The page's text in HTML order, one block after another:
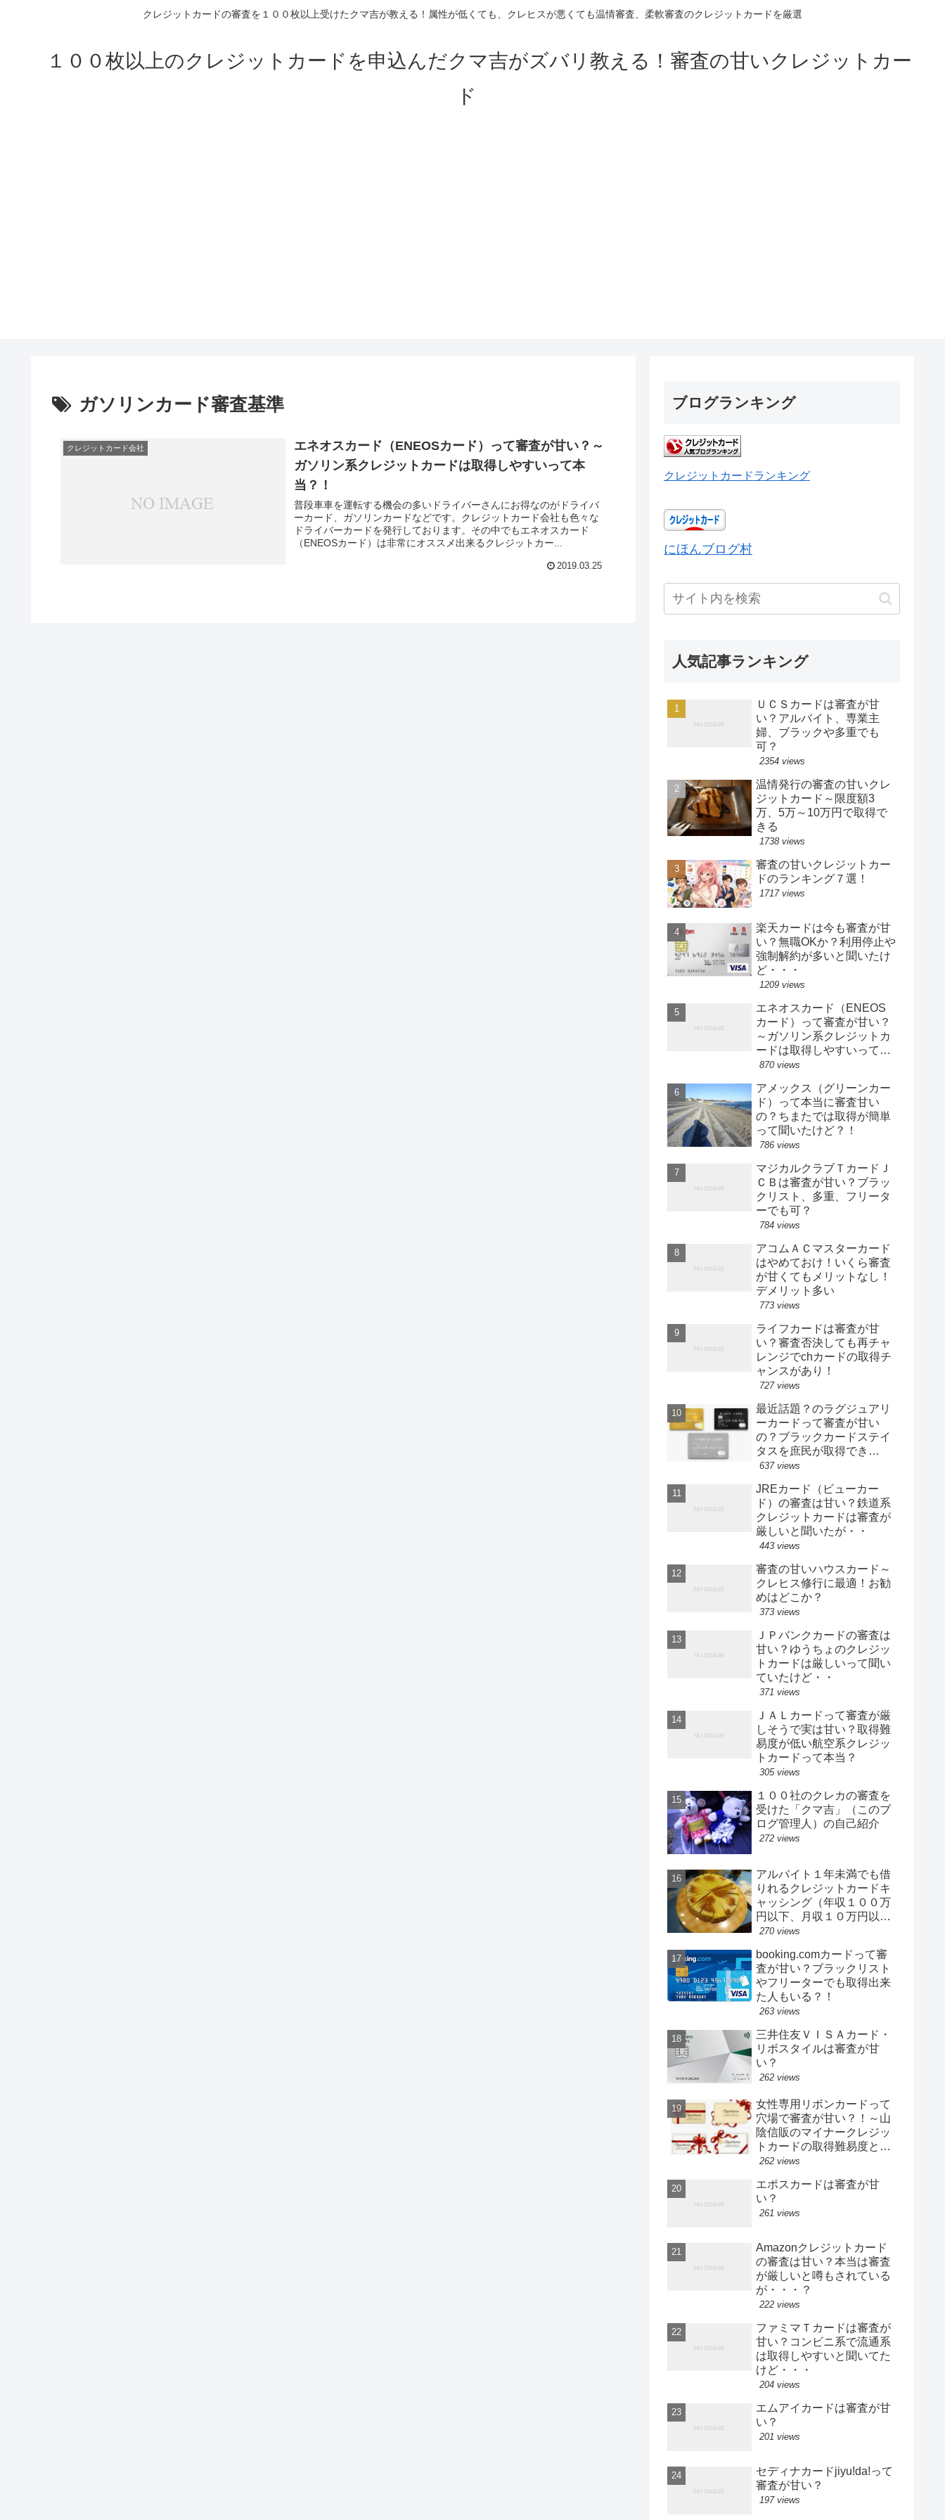
クレジットカードの審査を１００枚以上受けたクマ吉が教える！属性が低くても、クレヒスが悪くても温情審査、柔軟審査のクレジットカードを厳選
１００枚以上のクレジットカードを申込んだクマ吉がズバリ教える！審査の甘いクレジットカー
ド
ガソリンカード審査基準
クレジットカード会社
エネオスカード（ENEOSカード）って審査が甘い？～
ガソリン系クレジットカードは取得しやすいって本
当？！
普段車車を運転する機会の多いドライバーさんにお得なのがドライバ
ーカード、ガソリンカードなどです。クレジットカード会社も色々な
ドライバーカードを発行しております。その中でもエネオスカード
（ENEOSカード）は非常にオススメ出来るクレジットカー...
2019.03.25
ブログランキング
クレジットカードランキング
にほんブログ村
人気記事ランキング
ＵＣＳカードは審査が甘
い？アルバイト、専業主
婦、ブラックや多重でも
可？
2354 views
温情発行の審査の甘いクレ
ジットカード～限度額3
万、5万～10万円で取得で
きる
1738 views
審査の甘いクレジットカー
ドのランキング７選！
1717 views
楽天カードは今も審査が甘
い？無職OKか？利用停止や
強制解約が多いと聞いたけ
ど・・・
1209 views
エネオスカード（ENEOS
カード）って審査が甘い？
～ガソリン系クレジットカ
ードは取得しやすいって本
当？！
870 views
アメックス（グリーンカー
ド）って本当に審査甘い
の？ちまたでは取得が簡単
って聞いたけど？！
786 views
マジカルクラブＴカードＪ
ＣＢは審査が甘い？ブラッ
クリスト、多重、フリータ
ーでも可？
784 views
アコムＡＣマスターカード
はやめておけ！いくら審査
が甘くてもメリットなし！
デメリット多い
773 views
ライフカードは審査が甘
い？審査否決しても再チャ
レンジでchカードの取得チ
ャンスがあり！
727 views
最近話題？のラグジュアリ
ーカードって審査が甘い
の？ブラックカードステイ
タスを庶民が取得でき
る？！
637 views
JREカード（ビューカー
ド）の審査は甘い？鉄道系
クレジットカードは審査が
厳しいと聞いたが・・
443 views
審査の甘いハウスカード～
クレヒス修行に最適！お勧
めはどこか？
373 views
ＪＰバンクカードの審査は
甘い？ゆうちょのクレジッ
トカードは厳しいって聞い
ていたけど・・
371 views
ＪＡＬカードって審査が厳
しそうで実は甘い？取得難
易度が低い航空系クレジッ
トカードって本当？
305 views
１００社のクレカの審査を
受けた「クマ吉」（このブ
ログ管理人）の自己紹介
272 views
アルバイト１年未満でも借
りれるクレジットカードキ
ャッシング（年収１００万
円以下、月収１０万円以下
でもＯＫ）
270 views
booking.comカードって審
査が甘い？ブラックリスト
やフリーターでも取得出来
た人もいる？！
263 views
三井住友ＶＩＳＡカード・
リボスタイルは審査が甘
い？
262 views
女性専用リボンカードって
穴場で審査が甘い？！～山
陰信販のマイナークレジッ
トカードの取得難易度と口
コミを斬る！
262 views
エポスカードは審査が甘
い？
261 views
Amazonクレジットカード
の審査は甘い？本当は審査
が厳しいと噂もされている
が・・・？
222 views
ファミマＴカードは審査が
甘い？コンビニ系で流通系
は取得しやすいと聞いてた
けど・・・
204 views
エムアイカードは審査が甘
い？
201 views
セディナカードjiyu!da!って
審査が甘い？
197 views